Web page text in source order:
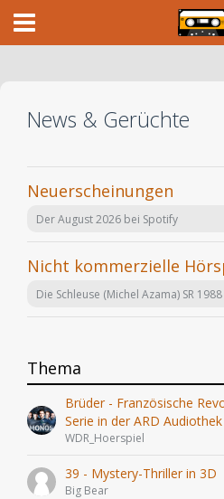
News & Gerüchte
Neuerscheinungen
Der August 2026 bei Spotify
Nicht kommerzielle
Die Schleuse (Michel Azama) SR 1988
Thema
Brüder - Französische
Serie in der ARD Audiothek
WDR_Hoerspiel
39 - Mystery-Thriller in 3D
Big Bear